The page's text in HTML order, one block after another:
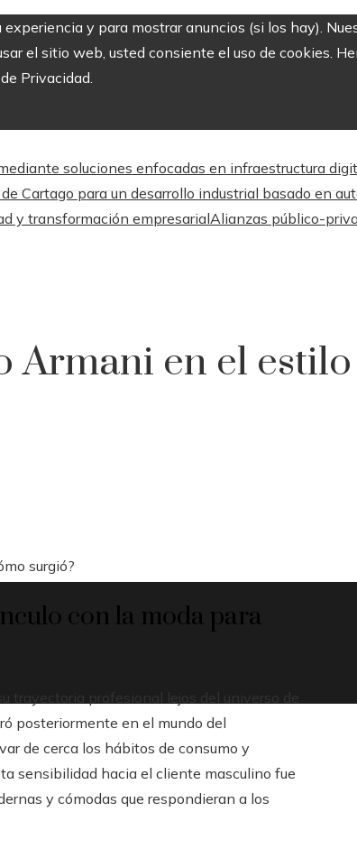
y para mostrar anuncios (si los hay).
el sitio web, usted consiente el uso de cookies.
Privacidad.
soluciones enfocadas en infraestructura
Cartago para un desarrollo industrial basado en
y transformación empresarialAlianzas público-
Armani en el
surgió?
con la moda para
trayectoria profesional lejos del universo de
posteriormente en el mundo del
de cerca los hábitos de consumo y
sensibilidad hacia el cliente masculino fue
y cómodas que respondieran a los